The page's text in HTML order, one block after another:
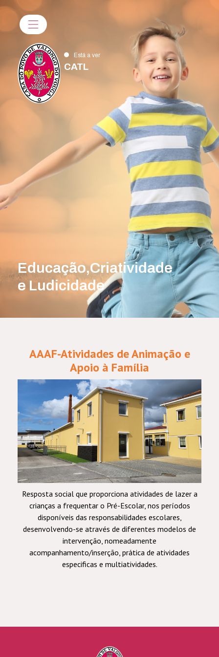
Está a ver
CATL
Educação,Criatividade
e Ludicidade
AAAF-Atividades de Animação e
Apoio à Família
Resposta social que proporciona atividades de lazer a
crianças a frequentar o Pré-Escolar, nos períodos
disponíveis das responsabilidades escolares,
desenvolvendo-se através de diferentes modelos de
intervenção, nomeadamente
acompanhamento/inserção, prática de atividades
especificas e multiatividades.